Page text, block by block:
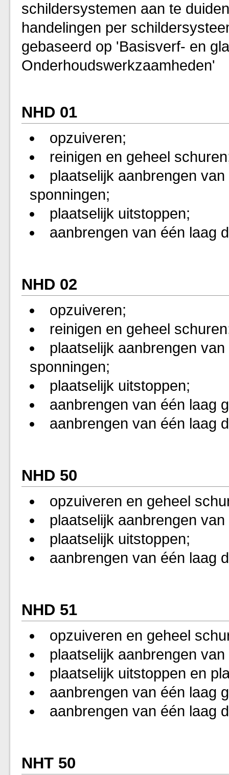
schildersystemen aan te
handelingen per
gebaseerd op 'Basisverf- en
Onderhoudswerkzaamheden'
NHD 01
opzuiveren;
reinigen en geheel
plaatselijk aanbrengen
sponningen;
plaatselijk uitstoppen;
aanbrengen van één laag
NHD 02
opzuiveren;
reinigen en geheel
plaatselijk aanbrengen
sponningen;
plaatselijk uitstoppen;
aanbrengen van één laag
aanbrengen van één laag
NHD 50
opzuiveren en geheel
plaatselijk aanbrengen
plaatselijk uitstoppen;
aanbrengen van één laag
NHD 51
opzuiveren en geheel
plaatselijk aanbrengen
plaatselijk uitstoppen en
aanbrengen van één laag
aanbrengen van één laag
NHT 50